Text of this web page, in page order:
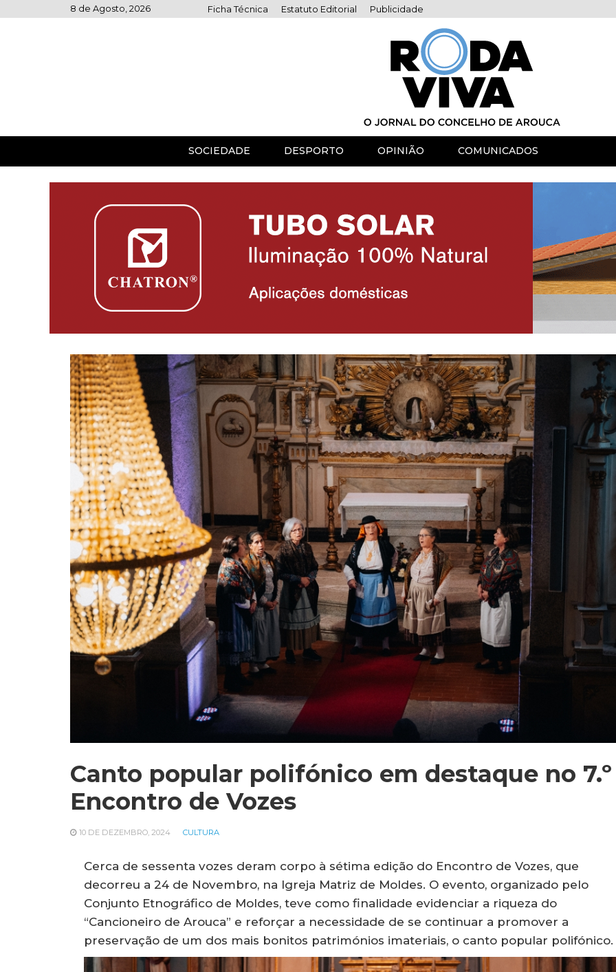
to
8 de Agosto, 2026 Ficha Técnica Estatuto Editorial Publicidade
SOCIEDADE DESPORTO OPINIÃO COMUNICADOS
Canto popular polifónico em destaque no 7.º
Encontro de Vozes
10 DE DEZEMBRO, 2024 CULTURA
Cerca de sessenta vozes deram corpo à sétima edição do Encontro de Vozes, que
decorreu a 24 de Novembro, na Igreja Matriz de Moldes. O evento, organizado pelo
Conjunto Etnográfico de Moldes, teve como finalidade evidenciar a riqueza do
“Cancioneiro de Arouca” e reforçar a necessidade de se continuar a promover a
preservação de um dos mais bonitos patrimónios imateriais, o canto popular polifónico.